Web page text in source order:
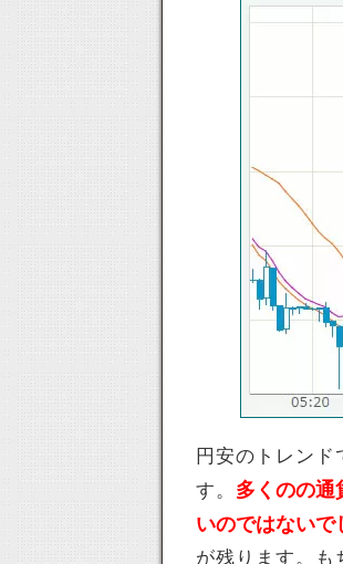
円安のトレン
す。 多くのの通
いのではないで
が残ります。も